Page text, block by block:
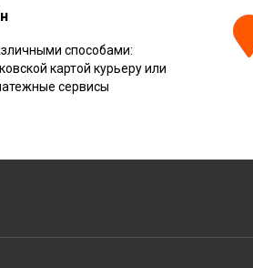
способами:
картой курьеру или
сервисы